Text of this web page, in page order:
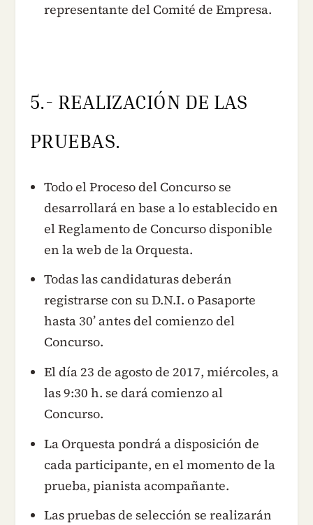
representante del Comité de Empresa.
5.- REALIZACIÓN DE LAS
PRUEBAS.
Todo el Proceso del Concurso se
desarrollará en base a lo establecido en
el Reglamento de Concurso disponible
en la web de la Orquesta.
Todas las candidaturas deberán
registrarse con su D.N.I. o Pasaporte
hasta 30’ antes del comienzo del
Concurso.
El día 23 de agosto de 2017, miércoles, a
las 9:30 h. se dará comienzo al
Concurso.
La Orquesta pondrá a disposición de
cada participante, en el momento de la
prueba, pianista acompañante.
Las pruebas de selección se realizarán